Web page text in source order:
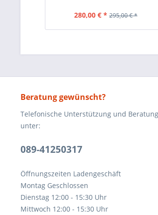
280,00 € * 295,00 € *
Beratung gewünscht?
Telefonische Unterstützung und Beratung
unter:
089-41250317
Öffnungszeiten Ladengeschäft
Montag Geschlossen
Dienstag 12:00 - 15:30 Uhr
Mittwoch 12:00 - 15:30 Uhr